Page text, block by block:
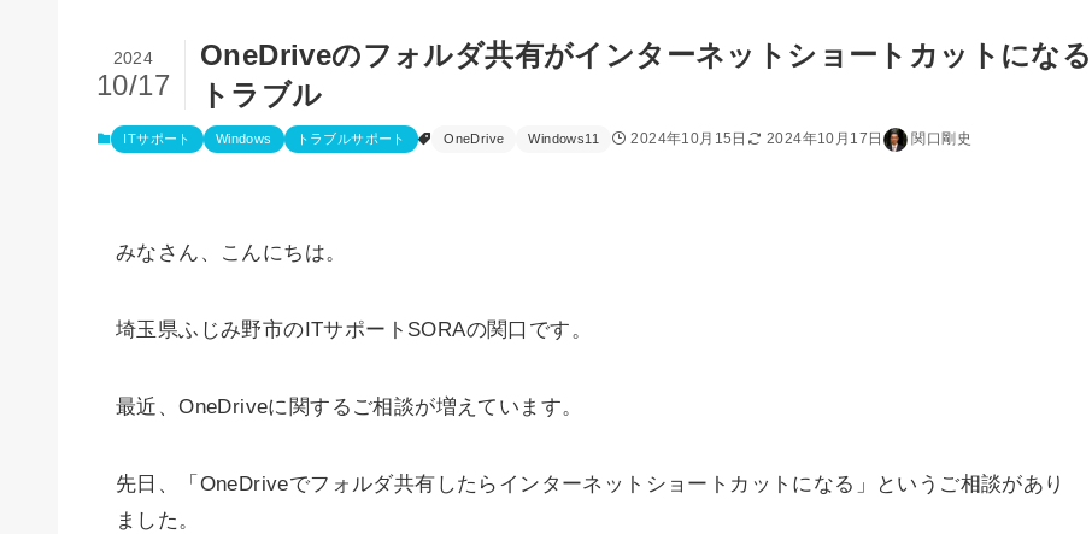
OneDriveのフォルダ共有がインターネットショートカットになる
トラブル
2024
10/17
ITサポート Windows トラブルサポート OneDrive Windows11 2024年10月15日 2024年10月17日 関口剛史
みなさん、こんにちは。
埼玉県ふじみ野市のITサポートSORAの関口です。
最近、OneDriveに関するご相談が増えています。
先日、「OneDriveでフォルダ共有したらインターネットショートカットになる」というご相談があり
ました。